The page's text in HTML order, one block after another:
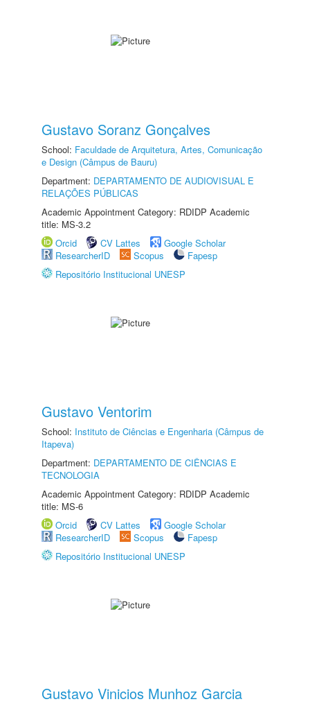
Gustavo Soranz Gonçalves
School: Faculdade de Arquitetura, Artes, Comunicação
e Design (Câmpus de Bauru)
Department: DEPARTAMENTO DE AUDIOVISUAL E
RELAÇÕES PÚBLICAS
Academic Appointment Category: RDIDP Academic
title: MS-3.2
Orcid
CV Lattes
Google Scholar
ResearcherID
Scopus
Fapesp
Repositório Institucional UNESP
Gustavo Ventorim
School: Instituto de Ciências e Engenharia (Câmpus de
Itapeva)
Department: DEPARTAMENTO DE CIÊNCIAS E
TECNOLOGIA
Academic Appointment Category: RDIDP Academic
title: MS-6
Orcid
CV Lattes
Google Scholar
ResearcherID
Scopus
Fapesp
Repositório Institucional UNESP
Gustavo Vinicios Munhoz Garcia